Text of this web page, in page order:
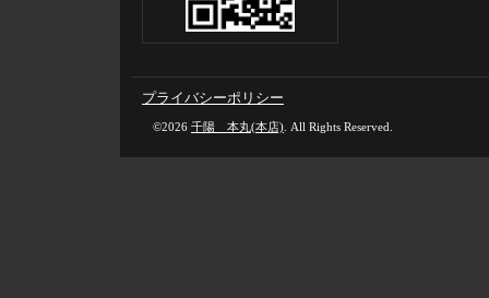
プライバシーポリシー
©2026 千陽 本丸(本店) . All Rights Reserved.